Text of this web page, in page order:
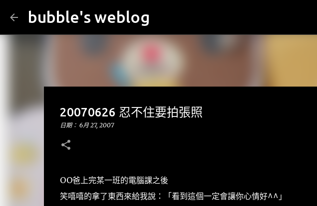
bubble's weblog
20070626 忍不住要拍張照
日期： 6月 27, 2007
OO爸上完某一班的電腦課之後
笑嘻嘻的拿了東西來給我說：「看到這個一定會讓你心情好^^」